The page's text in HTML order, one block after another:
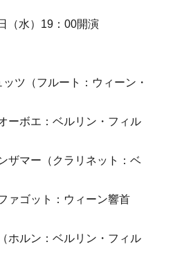
（水）19：00開演
ツ（フルート：ウィーン・
ーボエ：ベルリン・フィル
ザマー（クラリネット：ベ
ァゴット：ウィーン響首
ホルン：ベルリン・フィル